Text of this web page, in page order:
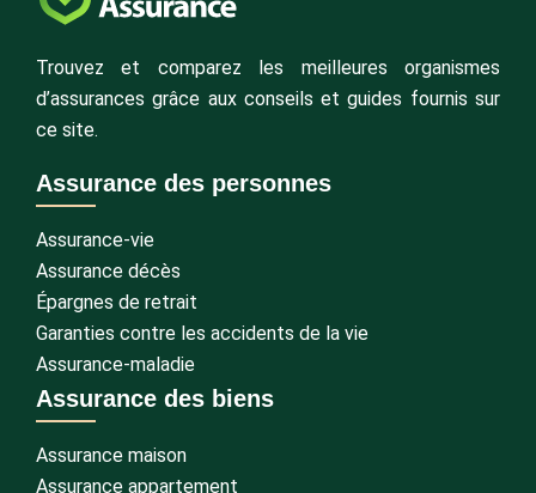
Trouvez et comparez les meilleures organismes
d’assurances grâce aux conseils et guides fournis sur
ce site.
Assurance des personnes
Assurance-vie
Assurance décès
Épargnes de retrait
Garanties contre les accidents de la vie
Assurance-maladie
Assurance des biens
Assurance maison
Assurance appartement